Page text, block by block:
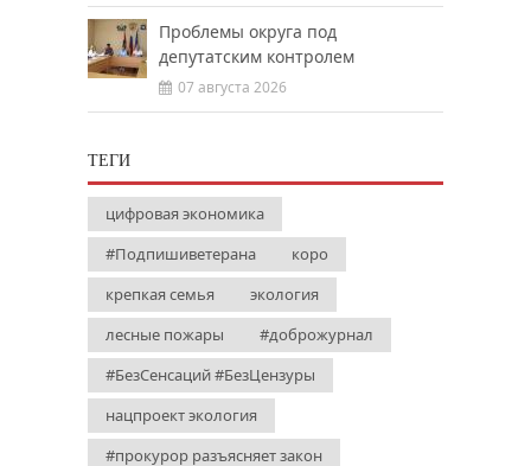
Проблемы округа под
депутатским контролем
07 августа 2026
ТЕГИ
цифровая экономика
#Подпишиветерана
коро
крепкая семья
экология
лесные пожары
#доброжурнал
#БезСенсаций #БезЦензуры
нацпроект экология
#прокурор разъясняет закон